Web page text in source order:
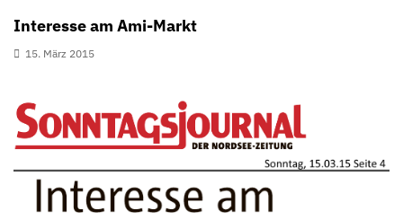
Interesse am Ami-Markt
15. März 2015